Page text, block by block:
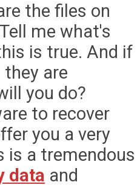
the files on
me what's
is true. And if
are
you do?
to recover
you a very
is a tremendous
data and